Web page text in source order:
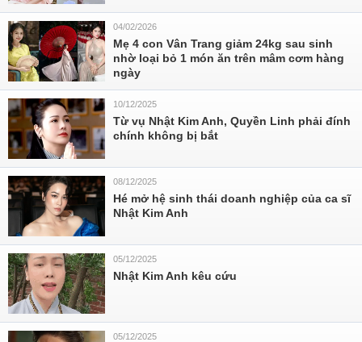
04/02/2026
Mẹ 4 con Vân Trang giảm 24kg sau sinh
nhờ loại bỏ 1 món ăn trên mâm cơm hàng
ngày
10/12/2025
Từ vụ Nhật Kim Anh, Quyền Linh phải đính
chính không bị bắt
08/12/2025
Hé mở hệ sinh thái doanh nghiệp của ca sĩ
Nhật Kim Anh
05/12/2025
Nhật Kim Anh kêu cứu
05/12/2025